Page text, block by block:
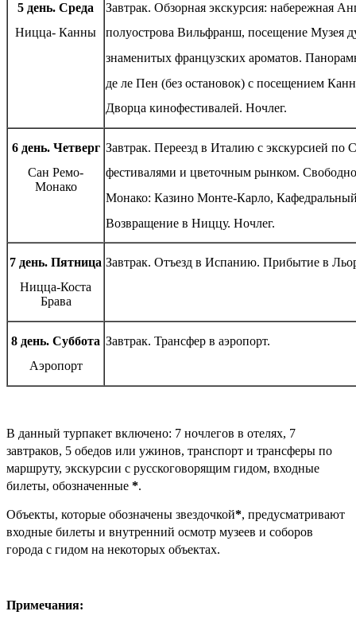
5 день. Среда
Ницца- Канны
Завтрак. Обзорная экскурсия: набережная
полуострова Вильфранш, посещение Музея
знаменитых французских ароматов.
де ле Пен (без остановок) с посещением
Дворца кинофестивалей. Ночлег.
6 день. Четверг
Сан Ремо-
Монако
Завтрак. Переезд в Италию с экскурсией по
фестивалями и цветочным рынком.
Монако: Казино Монте-Карло,
Возвращение в Ниццу. Ночлег.
7 день. Пятница
Ницца-Коста
Брава
Завтрак. Отъезд в Испанию. Прибытие в
8 день. Суббота
Аэропорт
Завтрак. Трансфер в аэропорт.
В данный турпакет включено: 7 ночлегов в отелях, 7
завтраков, 5 обедов или ужинов, транспорт и трансферы по
маршруту, экскурсии с русскоговорящим гидом, входные
билеты, обозначенные *.
Объекты, которые обозначены звездочкой*, предусматривают
входные билеты и внутренний осмотр музеев и соборов
города с гидом на некоторых объектах.
Примечания: